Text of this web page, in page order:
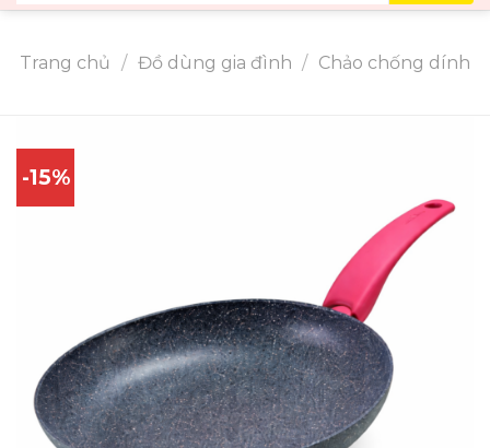
Trang chủ / Đồ dùng gia đình / Chảo chống dính
-15%